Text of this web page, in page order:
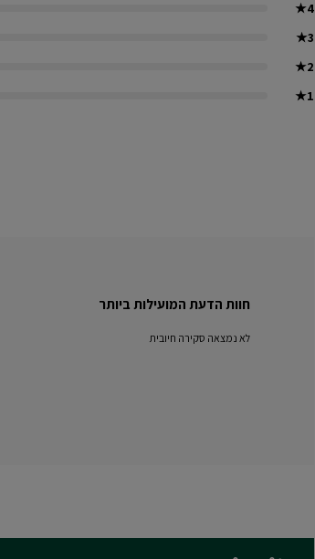
4
★
3
★
2
★
1
★
חוות הדעת המועילות ביותר
לא נמצאה סקירה חיובית